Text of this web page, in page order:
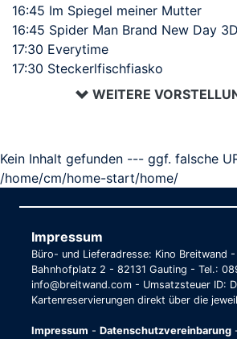
16:45 Im Spiegel meiner Mutter
16:45 Spider Man Brand New Day 3D
17:30 Everytime
17:30 Steckerlfischfiasko
WEITERE
Kein Inhalt gefunden --- ggf. falsche
/home/cm/home-start/home/
Impressum
Büro- und Lieferadresse: Kino Breitwand
Bahnhofplatz 2 - 82131 Gauting - Tel.:
info@breitwand.com - Umsatzsteuer ID:
Kartenreservierungen direkt über die
Impressum - Datenschutzvereinbarung